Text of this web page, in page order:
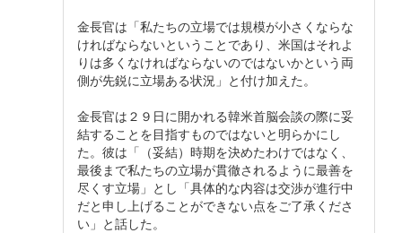
金長官は「私たちの立場では規模が小さくならな
ければならないということであり、米国はそれよ
りは多くなければならないのではないかという両
側が先鋭に立場ある状況」と付け加えた。
金長官は２９日に開かれる韓米首脳会談の際に妥
結することを目指すものではないと明らかにし
た。彼は「（妥結）時期を決めたわけではなく、
最後まで私たちの立場が貫徹されるように最善を
尽くす立場」とし「具体的な内容は交渉が進行中
だと申し上げることができない点をご了承くださ
い」と話した。